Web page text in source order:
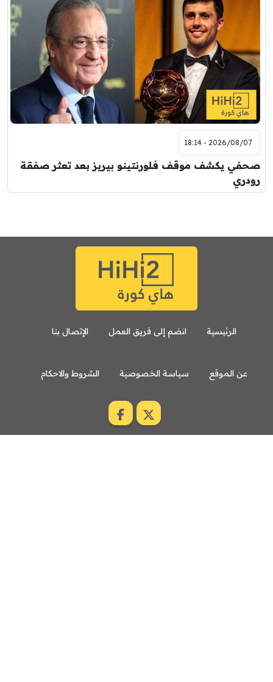
2026/08/07 - 18:14
صحفي يكشف موقف فلورنتينو بيريز بعد تعثر صفقة
رودري
الرئيسية انضم إلى فريق العمل الإتصال بنا
عن الموقع سياسة الخصوصية الشروط والاحكام